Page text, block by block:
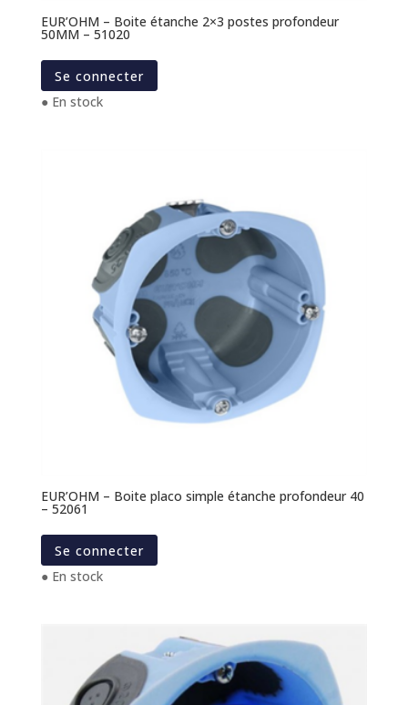
EUR’OHM – Boite étanche 2×3 postes profondeur
50MM – 51020
Se connecter
● En stock
EUR’OHM – Boite placo simple étanche profondeur 40
– 52061
Se connecter
● En stock